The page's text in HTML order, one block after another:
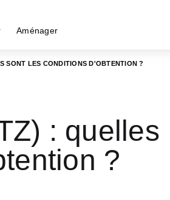
Aménager
SONT LES CONDITIONS D'OBTENTION ?
: quelles
?